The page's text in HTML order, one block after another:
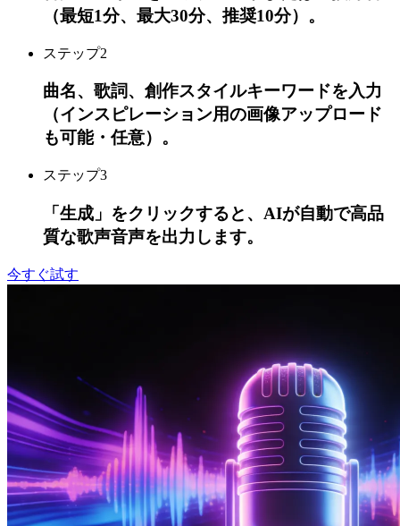
（最短1分、最大30分、推奨10分）。
ステップ2
曲名、歌詞、創作スタイルキーワードを入力
（インスピレーション用の画像アップロード
も可能・任意）。
ステップ3
「生成」をクリックすると、AIが自動で高品
質な歌声音声を出力します。
今すぐ試す